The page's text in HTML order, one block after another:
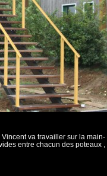
Vincent va travailler sur la main-
entre chacun des poteaux ,